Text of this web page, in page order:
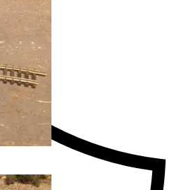
din vara